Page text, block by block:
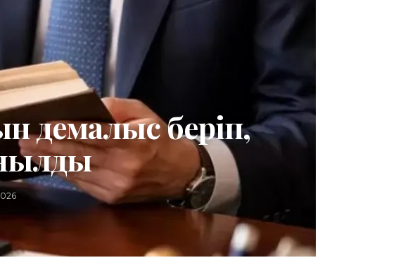
демалыс беріп,